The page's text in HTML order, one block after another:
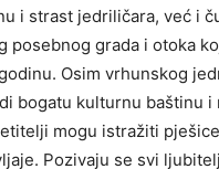
i strast jedriličara, već i
posebnog grada i otoka
Osim vrhunskog
bogatu kulturnu baštinu i
mogu istražiti
Pozivaju se svi